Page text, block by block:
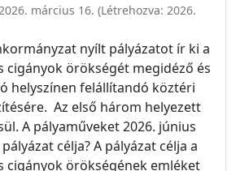
2026. március 16. (Létrehozva: 2026.
nyílt pályázatot ír ki a
cigányok örökségét megidéző és
helyszínen felállítandó köztéri
Az első három helyezett
A pályaműveket 2026. június
célja? A pályázat célja a
cigányok örökségének emléket